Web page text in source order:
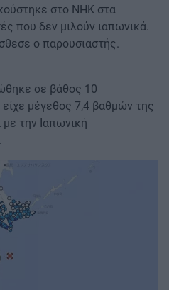
στο NHK στα
που δεν μιλούν ιαπωνικά.
ο παρουσιαστής.
σε βάθος 10
είχε μέγεθος 7,4 βαθμών της
την Ιαπωνική